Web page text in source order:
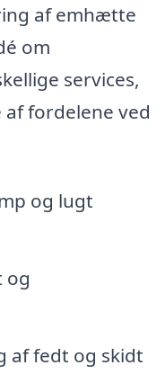
af emhætte
om
services,
fordelene ved
og lugt
og
af fedt og skidt